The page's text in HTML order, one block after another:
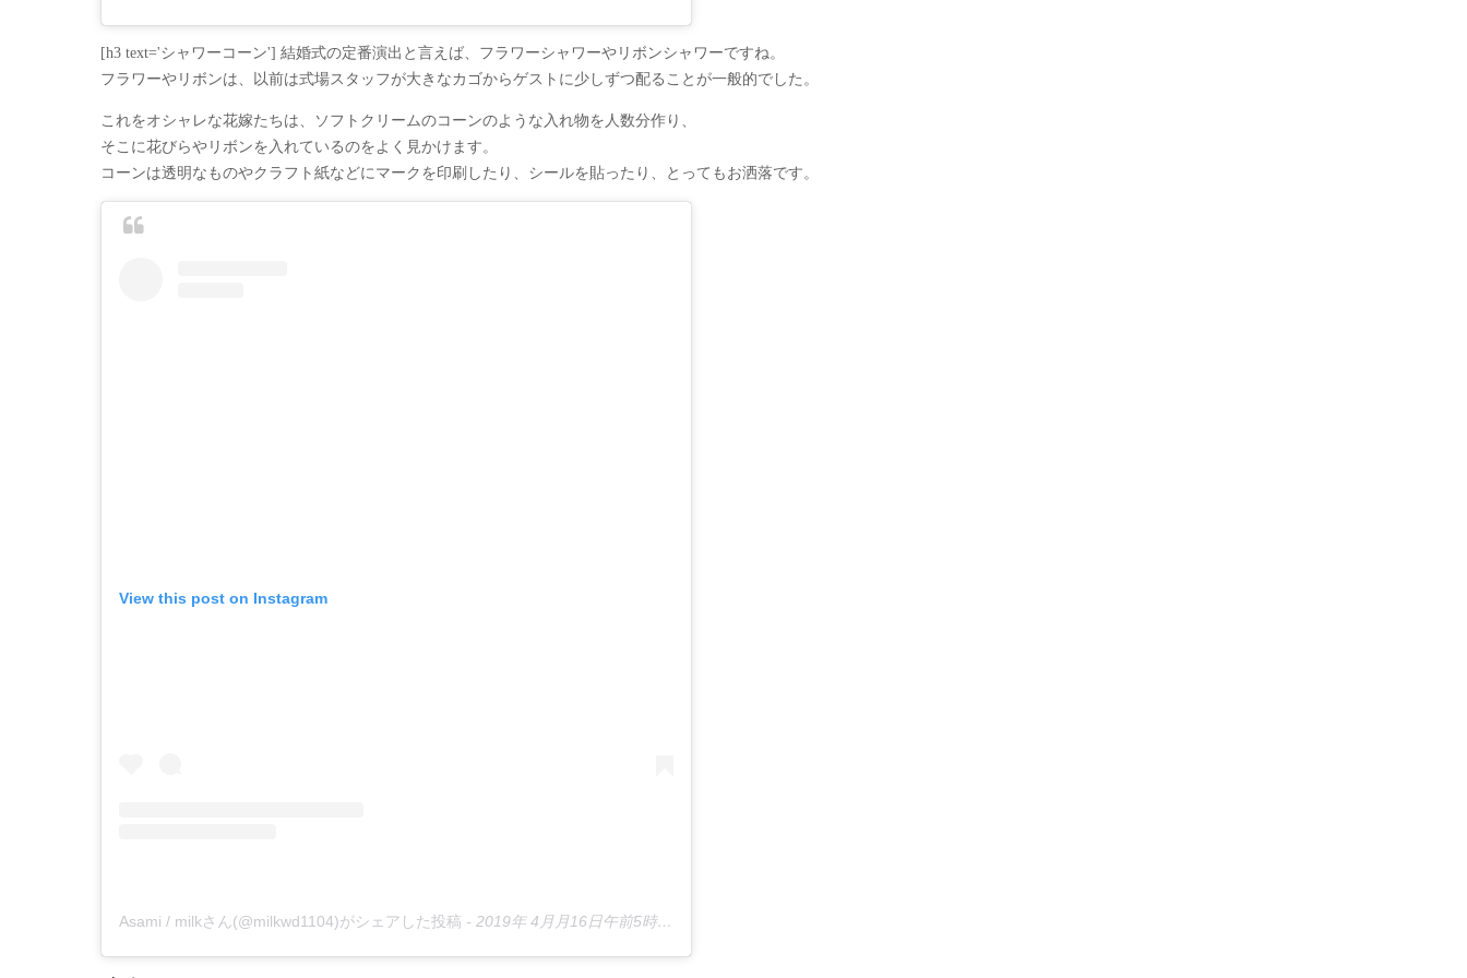
[h3 text='シャワーコーン'] 結婚式の定番演出と言えば、フラワーシャワーやリボンシャワーですね。
フラワーやリボンは、以前は式場スタッフが大きなカゴからゲストに少しずつ配ることが一般的でした。
これをオシャレな花嫁たちは、ソフトクリームのコーンのような入れ物を人数分作り、
そこに花びらやリボンを入れているのをよく見かけます。
コーンは透明なものやクラフト紙などにマークを印刷したり、シールを貼ったり、とってもお洒落です。
View this post on Instagram
Asami / milkさん(@milkwd1104)がシェアした投稿 - 2019年 4月月16日午前5時04分PDT